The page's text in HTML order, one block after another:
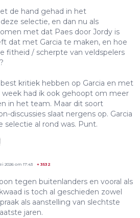
de hand gehad in het
selectie, en dan nu als
met dat Paes door Jordy is
dat met Garcia te maken, en hoe
fitheid / scherpte van veldspelers
kritiek hebben op Garcia en met
week had ik ook gehoopt om meer
in het team. Maar dit soort
discussies slaat nergens op. Garcia
selectie al rond was. Punt.
2026 om 17:43 + 3532
tegen buitenlanders en vooral als
is toch al geschieden zowel
als aanstelling van slechtste
jaren.